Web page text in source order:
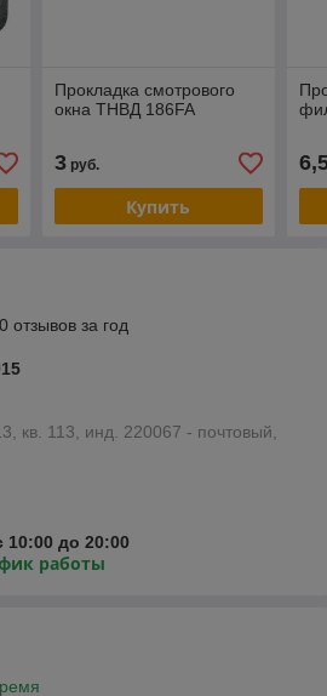
Прокладка смотрового
окна ТНВД 186FA
3руб.
Купить
отзывов за год
кв. 113, инд. 220067 - почтовый,
10:00 до 20:00
работы